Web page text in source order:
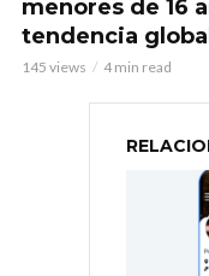
menores de 16
tendencia
145 views 4 min read